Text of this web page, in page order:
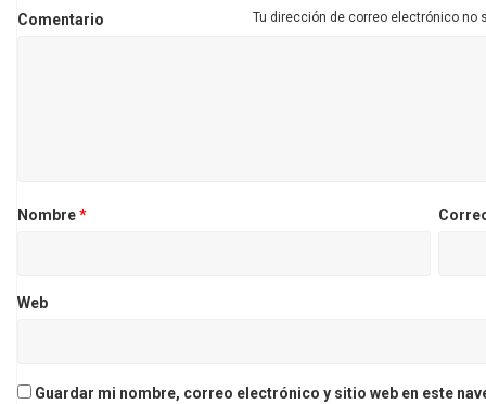
Tu dirección de correo electrónico no
Comentario
Nombre*
Web
Guardar mi nombre, correo electrónico y sitio web en este